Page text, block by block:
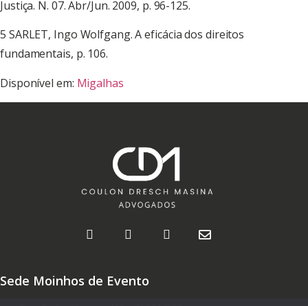
Justiça. N. 07. Abr/Jun. 2009, p. 96-125.
5 SARLET, Ingo Wolfgang. A eficácia dos direitos
fundamentais, p. 106.
Disponível em: Migalhas
Sede Moinhos de Evento